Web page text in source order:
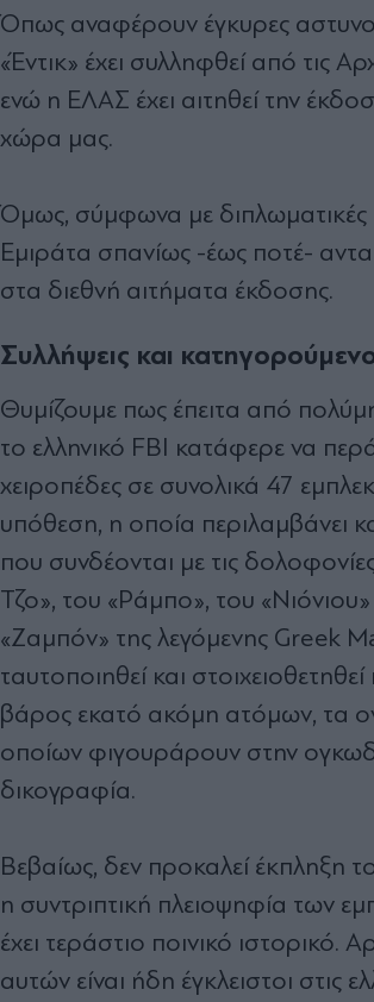
Όπως αναφέρουν έγκυρες
«Έντικ» έχει συλληφθεί από τις
ενώ η ΕΛΑΣ έχει αιτηθεί την
χώρα μας.
Όμως, σύμφωνα με διπλωματικές
Εμιράτα σπανίως -έως ποτέ-
στα διεθνή αιτήματα έκδοσης.
Συλλήψεις και
Θυμίζουμε πως έπειτα από
το ελληνικό FBI κατάφερε να
χειροπέδες σε συνολικά 47
υπόθεση, η οποία περιλαμβάνει
που συνδέονται με τις
Τζο», του «Ράμπο», του «Νιόνιου»
«Ζαμπόν» της λεγόμενης Greek
ταυτοποιηθεί και
βάρος εκατό ακόμη ατόμων, τα
οποίων φιγουράρουν στην
δικογραφία.
Βεβαίως, δεν προκαλεί έκπληξη
η συντριπτική πλειοψηφία των
έχει τεράστιο ποινικό ιστορικό.
αυτών είναι ήδη έγκλειστοι στις